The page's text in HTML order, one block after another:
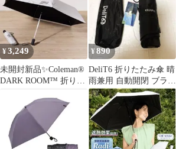
¥3,249
未開封新品✨️Coleman®
DARK ROOM™ 折りた
¥890
DeliT6 折りたたみ傘 晴
雨兼用 自動開閉 ブラッ
ク